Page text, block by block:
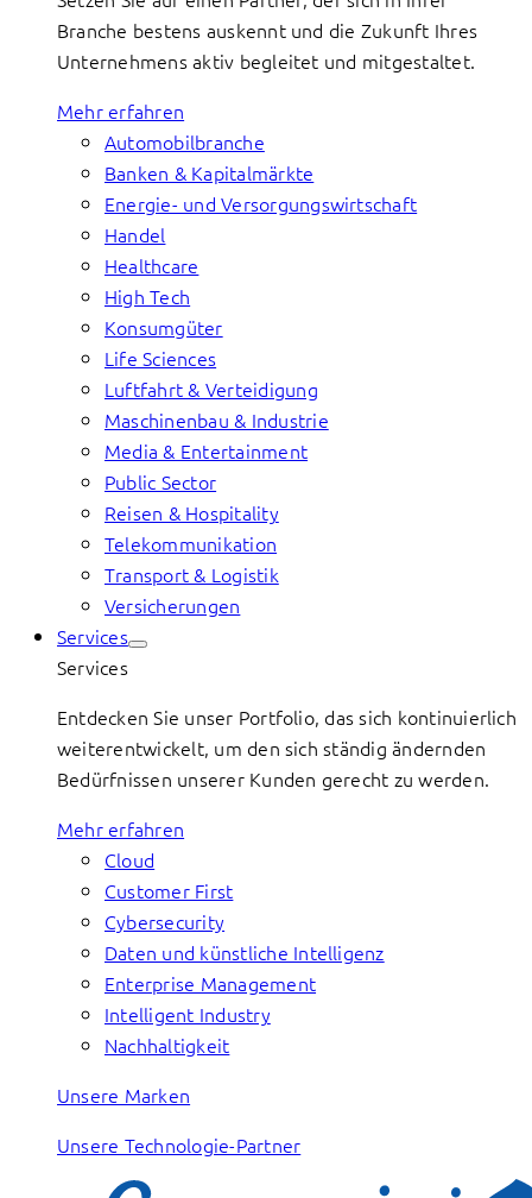
Branche bestens auskennt und die Zukunft Ihres
Unternehmens aktiv begleitet und mitgestaltet.
Mehr erfahren
Automobilbranche
Banken & Kapitalmärkte
Energie- und Versorgungswirtschaft
Handel
Healthcare
High Tech
Konsumgüter
Life Sciences
Luftfahrt & Verteidigung
Maschinenbau & Industrie
Media & Entertainment
Public Sector
Reisen & Hospitality
Telekommunikation
Transport & Logistik
Versicherungen
Services
Services
Entdecken Sie unser Portfolio, das sich kontinuierlich
weiterentwickelt, um den sich ständig ändernden
Bedürfnissen unserer Kunden gerecht zu werden.
Mehr erfahren
Cloud
Customer First
Cybersecurity
Daten und künstliche Intelligenz
Enterprise Management
Intelligent Industry
Nachhaltigkeit
Unsere Marken
Unsere Technologie-Partner